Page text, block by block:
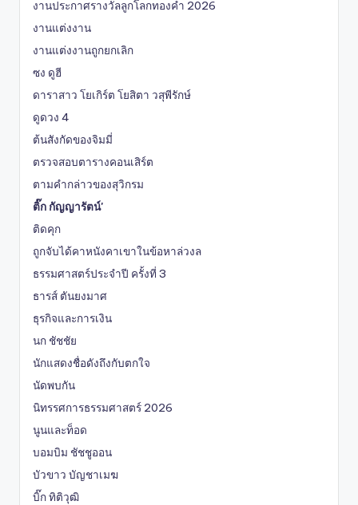
งานประกาศรางวัลลูกโลกทองคำ 2026
งานแต่งงาน
งานแต่งงานถูกยกเลิก
ซง ดูฮี
ดาราสาว โยเกิร์ต โยสิตา วสุพีรักษ์
ดูดวง 4
ต้นสังกัดของจิมมี่
ตรวจสอบตารางคอนเสิร์ต
ตามคำกล่าวของสุวิกรม
ติ๊ก กัญญารัตน์'
ติดคุก
ถูกจับได้คาหนังคาเขาในข้อหาล่วงล
ธรรมศาสตร์ประจำปี ครั้งที่ 3
ธารส์ ตันยงมาศ
ธุรกิจและการเงิน
นก ชัชชัย
นักแสดงชื่อดังถึงกับตกใจ
นัดพบกัน
นิทรรศการธรรมศาสตร์ 2026
นูนและท็อด
บอมบิม ชัชชูออน
บัวขาว บัญชาเมฆ
บิ๊ก ทิติวุฒิ